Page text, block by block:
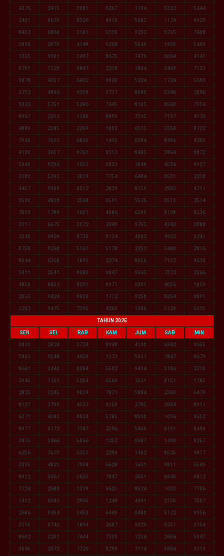
4376 2415 3081 6267 1194 5322 5444
2431 0679 8326 4910 5683 1174 9029
8452 6860 3181 5330 9232 0215 7408
3896 2070 4149 6268 5049 1930 5400
1355 9301 3497 8675 7479 6064 4141
0701 1329 9847 2218 1804 3469 7133
9078 4357 6492 9920 5224 1724 5693
3732 4896 9359 3737 8080 5346 2096
9322 5751 5286 7445 8105 8569 7954
8967 2212 1180 8893 7395 7197 4176
4889 2385 2269 1003 6533 5558 8722
7940 7613 6805 1415 0384 8496 4283
4190 3657 9761 9313 8403 3864 8872
5040 9296 1651 0833 1048 4536 9027
3180 5293 2019 7754 6484 0501 2218
4457 9309 0512 2839 8159 2903 4711
9590 4838 2568 0591 5526 0513 2514
7039 1789 1601 4086 6399 8108 8536
3117 6675 3072 2449 9755 4343 3888
3340 6969 8730 8134 4002 4952 3241
0758 9260 5161 5178 2292 3488 2816
8044 6360 1891 2274 8056 7132 9630
5911 2541 8083 0047 9565 7372 2066
4858 8832 8291 0971 9301 4056 1059
2053 9424 8830 1712 9258 8354 0891
3202 9475 7395 4200 1386 5128 6135
TAHUN 2025
SEN SEL RAB KAM JUM SAB MIN
0810 2824 3724 8948 4190 6342 9655
5803 9548 4959 1373 5037 7847 0679
8661 3440 0084 5502 9494 3186 2710
3945 1153 5204 6569 1531 8151 1785
2823 3245 9019 7871 5884 2380 6479
8127 3790 4537 0350 2785 2084 8011
6371 4383 8024 5785 8590 1096 9552
8977 0172 7187 2396 5469 6191 8490
3815 3466 5066 1252 0587 1498 9267
6256 7670 5351 2290 1402 8525 9817
3395 4821 7938 6628 1631 9811 6549
8912 5067 3631 7847 2051 6940 0812
7724 2688 1319 9621 8524 1003 7706
1412 6383 2935 1248 4491 2100 7507
2606 9454 3453 6449 0480 5172 9956
3115 0743 1894 2687 9329 0251 3154
8692 3201 7444 7339 1214 2636 5947
3045 2072 7726 8299 7114 5636 3313